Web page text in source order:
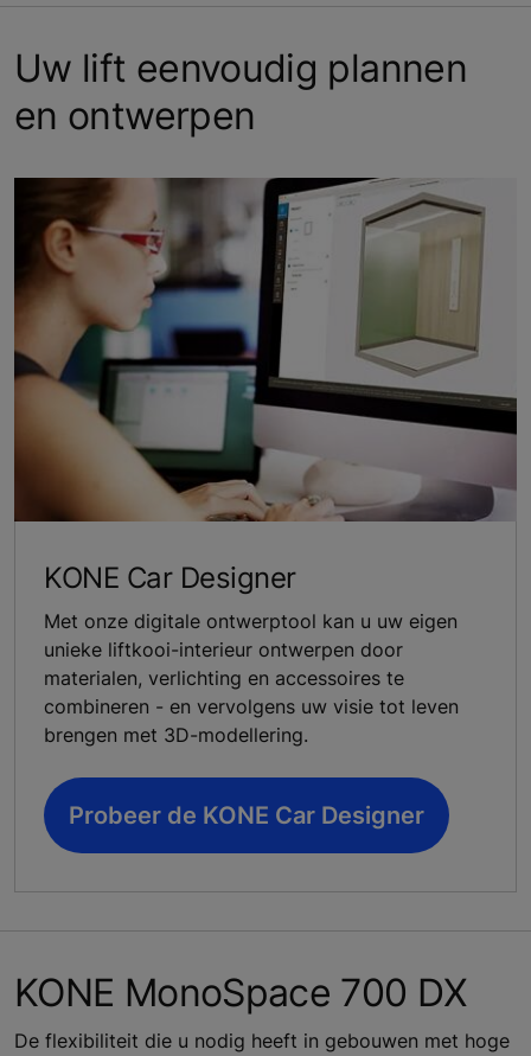
Uw lift eenvoudig plannen
en ontwerpen
KONE Car Designer
Met onze digitale ontwerptool kan u uw eigen
unieke liftkooi-interieur ontwerpen door
materialen, verlichting en accessoires te
combineren - en vervolgens uw visie tot leven
brengen met 3D-modellering.
Probeer de KONE Car Designer
KONE MonoSpace 700 DX
De flexibiliteit die u nodig heeft in gebouwen met hoge